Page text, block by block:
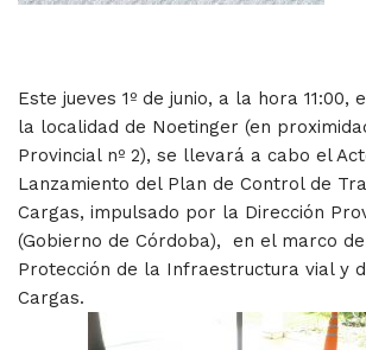
Este jueves 1º de junio, a la hora 11:00,
la localidad de Noetinger (en
Provincial nº 2), se llevará a cabo el
Lanzamiento del Plan de Control de
Cargas, impulsado por la Dirección
(Gobierno de Córdoba), en el marco
Protección de la Infraestructura vial y
Cargas.